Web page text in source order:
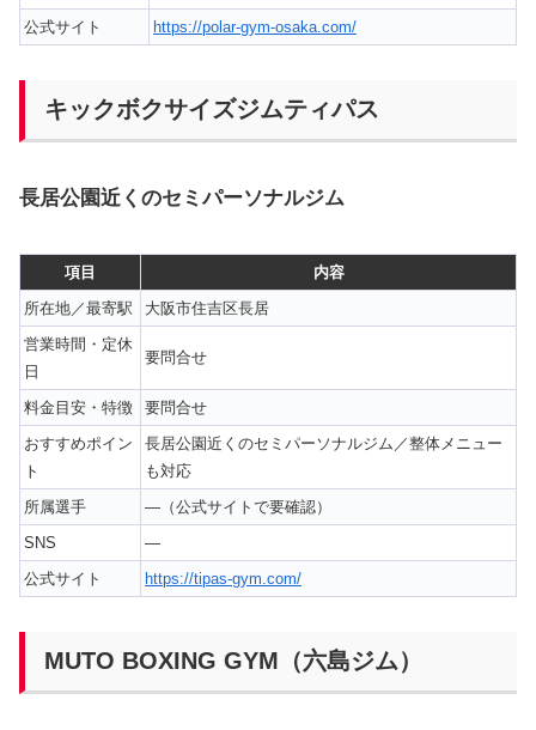
公式サイト https://polar-gym-osaka.com/
キックボクサイズジムティパス
長居公園近くのセミパーソナルジム
項目
内容
所在地／最寄駅
大阪市住吉区長居
営業時間・定休
日
要問合せ
料金目安・特徴
要問合せ
おすすめポイン
ト
長居公園近くのセミパーソナルジム／整体メニュー
も対応
所属選手
—（公式サイトで要確認）
SNS
—
公式サイト
https://tipas-gym.com/
MUTO BOXING GYM（六島ジム）